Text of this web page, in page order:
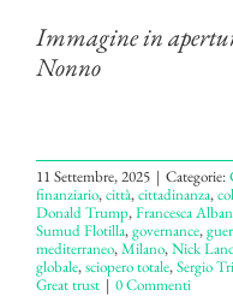
Immagine in
Nonno
11 Settembre, 2025 | Categorie:
finanziario,città,cittadinanza,
Donald Trump,Francesca
Sumud Flotilla,governance,
mediterraneo,Milano,Nick
globale,sciopero totale,Sergio
Great trust | 0 Commenti